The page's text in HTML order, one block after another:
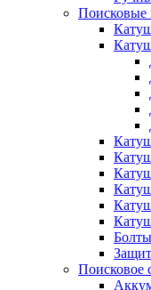
Поисковые
Поисковое